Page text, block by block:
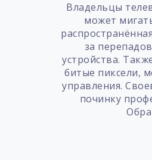
Владельцы
может
за
устройства.
битые пиксели,
управления.
починку